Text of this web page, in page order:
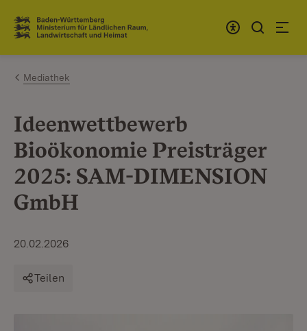
Zum Inhalt springen
Link zur Startseite
Mediathek
Ideenwettbewerb
Bioökonomie Preisträger
2025: SAM-DIMENSION
GmbH
20.02.2026
Teilen